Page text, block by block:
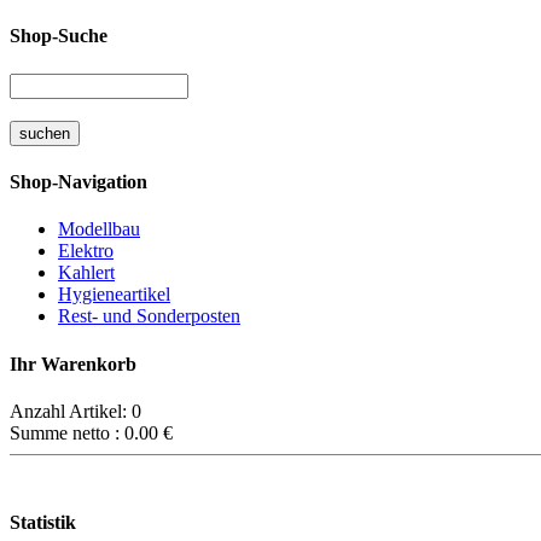
Shop-Suche
Shop-Navigation
Modellbau
Elektro
Kahlert
Hygieneartikel
Rest- und Sonderposten
Ihr Warenkorb
Anzahl Artikel: 0
Summe netto : 0.00 €
Statistik